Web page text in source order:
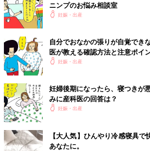
ニンプのお悩み相談室
妊娠・出産
自分でおなかの張りが自覚で
医が教える確認方法と注意ポイ
妊娠・出産
妊婦後期になったら、寝つきが
みに産科医の回答は？
妊娠・出産
【大人気】ひんやり冷感寝具で
あなたに。